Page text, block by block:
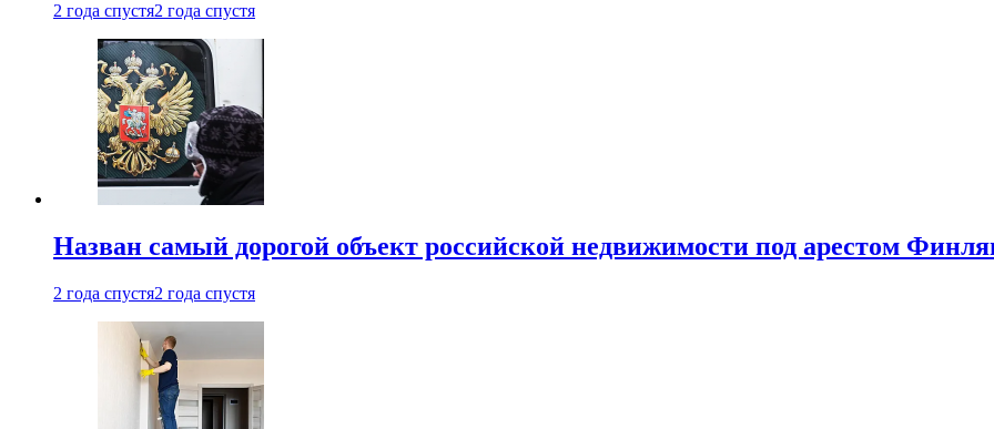
2 года спустя2 года спустя
Назван самый дорогой объект российской недвижимости под арестом
2 года спустя2 года спустя